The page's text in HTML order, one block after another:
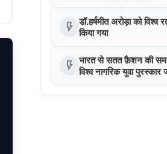
flash_on डॉ.हर्षमीत अरोड़ा को विश्व
किया गया
flash_on भारत से सतत फ़ैशन की
विश्व नागरिक युवा पुरस्कार